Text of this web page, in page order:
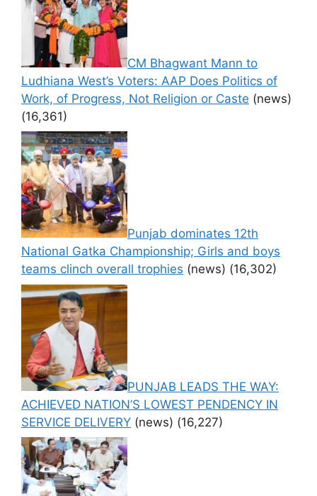
CM Bhagwant Mann to
Ludhiana West’s Voters: AAP Does Politics of
Work, of Progress, Not Religion or Caste (news)
(16,361)
Punjab dominates 12th
National Gatka Championship; Girls and boys
teams clinch overall trophies (news) (16,302)
PUNJAB LEADS THE WAY:
ACHIEVED NATION’S LOWEST PENDENCY IN
SERVICE DELIVERY (news) (16,227)